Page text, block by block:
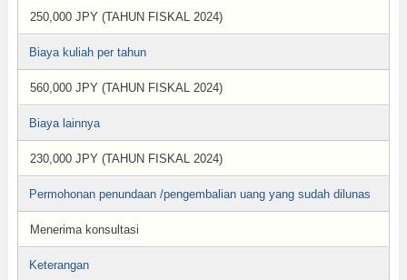
250,000 JPY (TAHUN FISKAL 2024)
Biaya kuliah per tahun
560,000 JPY (TAHUN FISKAL 2024)
Biaya lainnya
230,000 JPY (TAHUN FISKAL 2024)
Permohonan penundaan /pengembalian uang yang sudah dilunas
Menerima konsultasi
Keterangan